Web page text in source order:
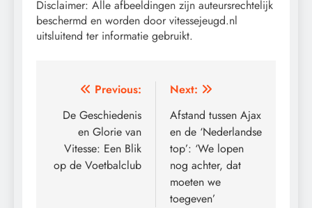
Disclaimer: Alle afbeeldingen zijn auteursrechtelijk
beschermd en worden door vitessejeugd.nl
uitsluitend ter informatie gebruikt.
Post
navigation
Previous:
De Geschiedenis
en Glorie van
Vitesse: Een Blik
op de Voetbalclub
Next:
Afstand tussen Ajax
en de ‘Nederlandse
top’: ‘We lopen
nog achter, dat
moeten we
toegeven’